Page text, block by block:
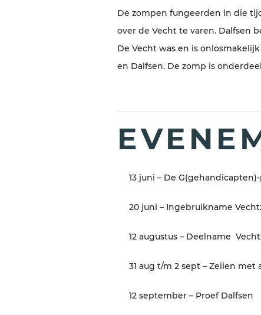
De zompen fungeerden in die
over de Vecht te varen. Dalfsen
De Vecht was en is
en Dalfsen. De zomp is
13 juni – De
20 juni – Ingebruikname
12 augustus – Deelname
31 aug t/m 2 sept – Zeilen
12 september – Proef Dalfsen